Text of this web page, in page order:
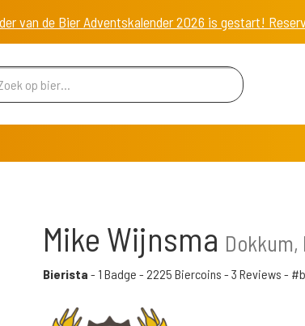
van de Bier Adventskalender 2026 is gestart!
Mike Wijnsma Dokkum,
Bierista - 1 Badge - 2225 Biercoins - 3 Reviews -